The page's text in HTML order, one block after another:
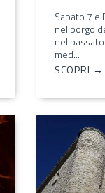
Sabato 7 e
nel borgo
nel
med...
SCOPRI →